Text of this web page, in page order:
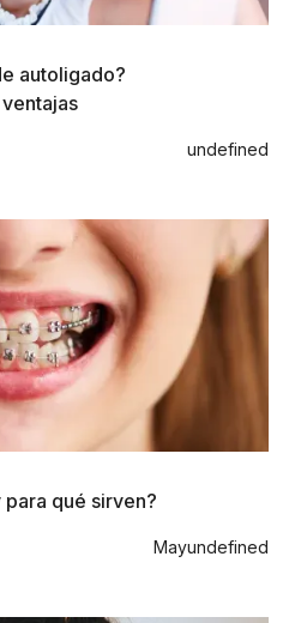
autoligado?
undefined
qué sirven?
Mayundefined